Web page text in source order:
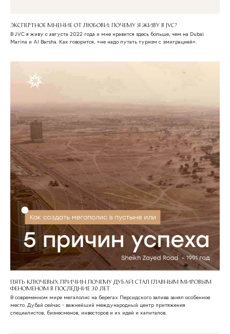
Экспертное мнение от Любови: Почему я живу в JVC?
В JVC я живу с августа 2022 года и мне нравится здесь больше, чем на Dubai
Marina и Al Barsha. Как говорится, «не надо путать туризм с эмиграцией».
Пять ключевых причин почему Дубай стал главным мировым
феноменом в последние 30 лет
В современном мире мегаполис на берегах Персидского залива занял особенное
место. Дубай сейчас - важнейший международный центр притяжения
специалистов, бизнесменов, инвесторов и их идей и капиталов.